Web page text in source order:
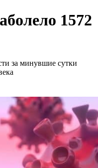
1572
за минувшие сутки